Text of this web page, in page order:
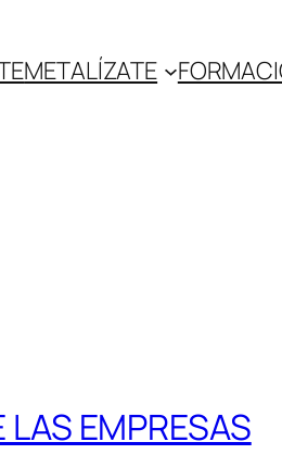
METALÍZATE
LAS EMPRESAS